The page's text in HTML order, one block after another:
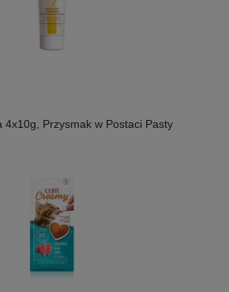
4x10g, Przysmak w Postaci Pasty